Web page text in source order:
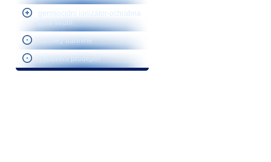
germiocidní ionizátor-ochrabna
proti virům
žárovky barevné
Vybavení prodejen